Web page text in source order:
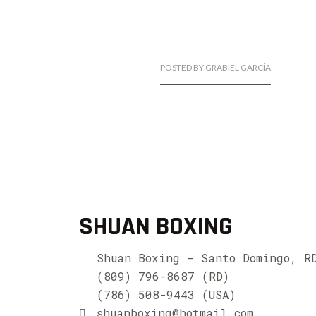
POSTED BY GRABIEL GARCÍA
SHUAN BOXING
Shuan Boxing - Santo Domingo,
(809) 796-8687 (RD)
(786) 508-9443 (USA)
shuanboxing@hotmail.com